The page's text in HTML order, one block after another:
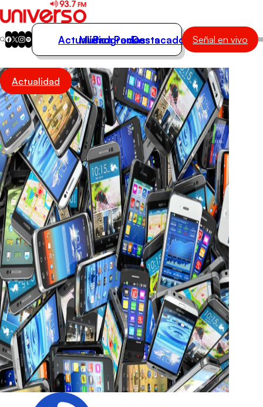
Actualidad
Música
Programas
Podcasts
Destacados
Actualidad
Música
Programas
Podcasts
Destacados Señal en vivo
Actualidad